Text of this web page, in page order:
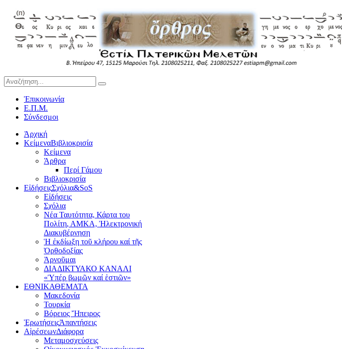
Ἐπικοινωνία
Ε.Π.Μ.
Σύνδεσμοι
Ἀρχική
ΚείμεναΒιβλιοκρισία
Κείμενα
Άρθρα
Περί Γάμου
Βιβλιοκρισία
ΕἰδήσειςΣχόλια&SoS
Εἰδήσεις
Σχόλια
Νέα Ταυτότητα, Κάρτα του
Πολίτη, ΑΜΚΑ, Ἠλεκτρονική
Διακυβέρνηση
Ἡ ἐκδίωξη τοῦ κλήρου καί τῆς
Ὀρθοδοξίας
Ἀρνοῦμαι
ΔΙΑΔΙΚΤΥΑΚΟ ΚΑΝΑΛΙ
«Ὑπέρ βωμῶν καί ἑστιῶν»
ΕΘΝΙΚΑΘΕΜΑΤΑ
Μακεδονία
Τουρκία
Βόρειος Ἤπειρος
ἘρωτήσειςἈπαντήσεις
ΑἱρέσεωνΔιάφορα
Μεταμοσχεύσεις